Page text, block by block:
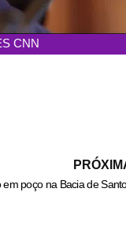
CNN
poço na Bacia de